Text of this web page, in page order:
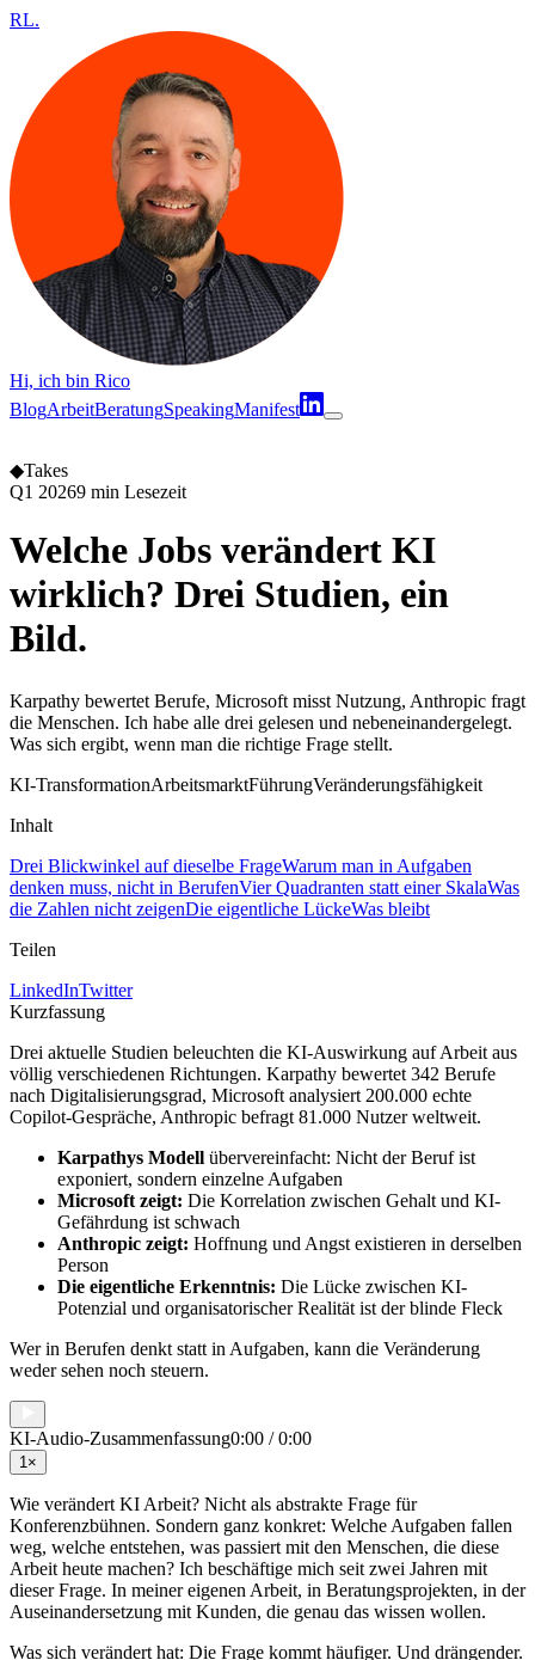
RL.
Hi, ich bin Rico
BlogArbeitBeratungSpeakingManifest
◆Takes
Q1 20269 min Lesezeit
Welche Jobs verändert KI
wirklich? Drei Studien, ein
Bild.
Karpathy bewertet Berufe, Microsoft misst Nutzung, Anthropic fragt
die Menschen. Ich habe alle drei gelesen und nebeneinandergelegt.
Was sich ergibt, wenn man die richtige Frage stellt.
KI-TransformationArbeitsmarktFührungVeränderungsfähigkeit
Inhalt
Drei Blickwinkel auf dieselbe FrageWarum man in Aufgaben
denken muss, nicht in BerufenVier Quadranten statt einer SkalaWas
die Zahlen nicht zeigenDie eigentliche LückeWas bleibt
Teilen
LinkedInTwitter
Kurzfassung
Drei aktuelle Studien beleuchten die KI-Auswirkung auf Arbeit aus
völlig verschiedenen Richtungen. Karpathy bewertet 342 Berufe
nach Digitalisierungsgrad, Microsoft analysiert 200.000 echte
Copilot-Gespräche, Anthropic befragt 81.000 Nutzer weltweit.
Karpathys Modell übervereinfacht: Nicht der Beruf ist
exponiert, sondern einzelne Aufgaben
Microsoft zeigt: Die Korrelation zwischen Gehalt und KI-
Gefährdung ist schwach
Anthropic zeigt: Hoffnung und Angst existieren in derselben
Person
Die eigentliche Erkenntnis: Die Lücke zwischen KI-
Potenzial und organisatorischer Realität ist der blinde Fleck
Wer in Berufen denkt statt in Aufgaben, kann die Veränderung
weder sehen noch steuern.
KI-Audio-Zusammenfassung0:00 /0:00
1×
Wie verändert KI Arbeit? Nicht als abstrakte Frage für
Konferenzbühnen. Sondern ganz konkret: Welche Aufgaben fallen
weg, welche entstehen, was passiert mit den Menschen, die diese
Arbeit heute machen? Ich beschäftige mich seit zwei Jahren mit
dieser Frage. In meiner eigenen Arbeit, in Beratungsprojekten, in der
Auseinandersetzung mit Kunden, die genau das wissen wollen.
Was sich verändert hat: Die Frage kommt häufiger. Und drängender.